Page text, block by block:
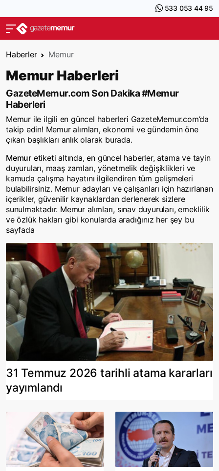
533 053 44 95
Haberler Memur
Memur Haberleri
GazeteMemur.com Son Dakika #Memur
Haberleri
Memur ile ilgili en güncel haberleri GazeteMemur.com’da
takip edin! Memur alımları, ekonomi ve gündemin öne
çıkan başlıkları anlık olarak burada.
Memur etiketi altında, en güncel haberler, atama ve tayin
duyuruları, maaş zamları, yönetmelik değişiklikleri ve
kamuda çalışma hayatını ilgilendiren tüm gelişmeleri
bulabilirsiniz. Memur adayları ve çalışanları için hazırlanan
içerikler, güvenilir kaynaklardan derlenerek sizlere
sunulmaktadır. Memur alımları, sınav duyuruları, emeklilik
ve özlük hakları gibi konularda aradığınız her şey bu
sayfada
31 Temmuz 2026 tarihli atama kararları
yayımlandı